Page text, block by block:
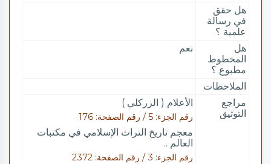
هل حقق
في رسالة
علمية ؟
هل
المخطوط
مطبوع ؟
نعم
الملاحظات
مراجع
التوثيق
الأعلام ( الزركلي )
رقم الجزء: 5 / رقم الصفحة: 176
معجم تاريخ التراث الإسلامي في مكتبات
العالم ..
رقم الجزء: 3 / رقم الصفحة: 2372